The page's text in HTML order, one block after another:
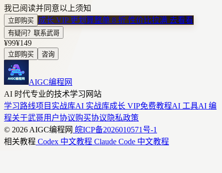
我已阅读并同意以上须知
立即购买 成长 VIP 更划算整单 8 折 性价比拉满 去看看
有疑问？联系武哥
¥99¥149
立即购买 咨询
AIGC编程网
AI 时代专业的技术学习网站
学习路线项目实战库AI 实战库成长 VIP免费教程AI 工具AI 编
程关于武哥用户协议购买协议 隐私政策
© 2026 AIGC编程网 皖ICP备2026010571号-1
相关教程 Codex 中文教程 Claude Code 中文教程